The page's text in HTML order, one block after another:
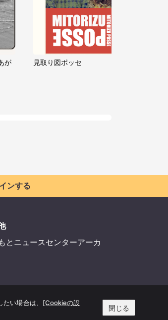
が
見取り図ポッセ
ンする
とニュースセンターアーカ
い場合は、 [Cookieの設
閉じる